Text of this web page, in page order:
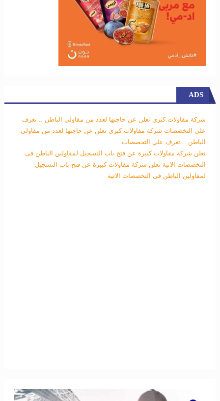
ADS
شركة مقاولات كبري تعلن عن حاجتها لعدد من مقاولي الباطن .. تعرف
علي التخصصات شركة مقاولات كبري تعلن عن حاجتها لعدد من مقاولي
الباطن .. تعرف علي التخصصات
تعلن شركة مقاولات كبيرة عن فتح باب التسجيل لمقاولين الباطن فى
التخصصات الاتية تعلن شركة مقاولات كبيرة عن فتح باب التسجيل
لمقاولين الباطن فى التخصصات الاتية